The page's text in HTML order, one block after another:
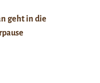
geht in die